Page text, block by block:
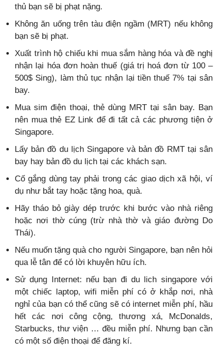
thủ bạn sẽ bị phạt nặng.
Không ăn uống trên tàu điện ngầm (MRT) nếu không
bạn sẽ bị phạt.
Xuất trình hộ chiếu khi mua sắm hàng hóa và đề nghị
nhận lại hóa đơn hoàn thuế (giá trị hoá đơn từ 100 –
500$ Sing), làm thủ tục nhận lại tiền thuế 7% tại sân
bay.
Mua sim điện thoại, thẻ dùng MRT tại sân bay. Bạn
nên mua thẻ EZ Link để đi tất cả các phương tiện ở
Singapore.
Lấy bản đồ du lịch Singapore và bản đồ RMT tại sân
bay hay bản đồ du lịch tại các khách sạn.
Cố gắng dùng tay phải trong các giao dịch xã hội, ví
dụ như bắt tay hoặc tặng hoa, quà.
Hãy tháo bỏ giày dép trước khi bước vào nhà riêng
hoặc nơi thờ cúng (trừ nhà thờ và giáo đường Do
Thái).
Nếu muốn tặng quà cho người Singapore, bạn nên hỏi
qua lễ tân để có lời khuyên hữu ích.
Sử dụng Internet: nếu bạn đi du lich singapore với
một chiếc laptop, wifi miễn phí có ở khắp nơi, nhà
nghỉ của bạn có thể cũng sẽ có internet miễn phí, hầu
hết các nơi công cộng, thương xá, McDonalds,
Starbucks, thư viện … đều miễn phí. Nhưng bạn cần
có một số điện thoại để đăng kí.